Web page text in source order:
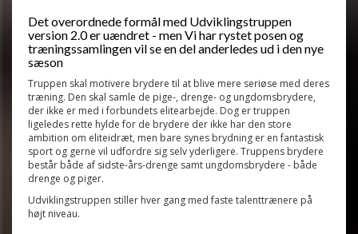
Det overordnede formål med Udviklingstruppen
version 2.0 er uændret - men Vi har rystet posen og
træningssamlingen vil se en del anderledes ud i den nye
sæson
Truppen skal motivere brydere til at blive mere seriøse med deres
træning. Den skal samle de pige-, drenge- og ungdomsbrydere,
der ikke er med i forbundets elitearbejde. Dog er truppen
ligeledes rette hylde for de brydere der ikke har den store
ambition om eliteidræt, men bare synes brydning er en fantastisk
sport og gerne vil udfordre sig selv yderligere. Truppens brydere
består både af sidste-års-drenge samt ungdomsbrydere - både
drenge og piger.
Udviklingstruppen stiller hver gang med faste talenttrænere på
højt niveau.